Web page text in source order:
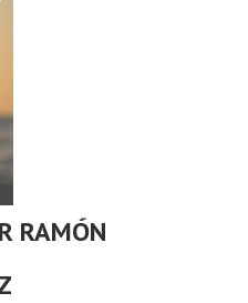
RAMÓN